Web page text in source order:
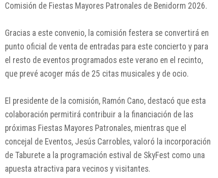
Comisión de Fiestas Mayores Patronales de Benidorm 2026.
Gracias a este convenio, la comisión festera se convertirá en
punto oficial de venta de entradas para este concierto y para
el resto de eventos programados este verano en el recinto,
que prevé acoger más de 25 citas musicales y de ocio.
El presidente de la comisión, Ramón Cano, destacó que esta
colaboración permitirá contribuir a la financiación de las
próximas Fiestas Mayores Patronales, mientras que el
concejal de Eventos, Jesús Carrobles, valoró la incorporación
de Taburete a la programación estival de SkyFest como una
apuesta atractiva para vecinos y visitantes.